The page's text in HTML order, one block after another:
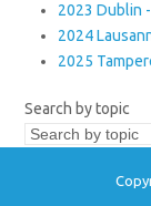
2023 Dublin
2024
2025
Search by topic